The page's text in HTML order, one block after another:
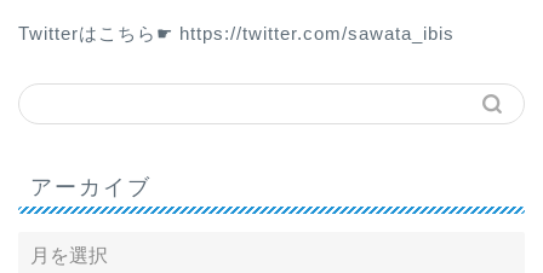
Twitterはこちら☛ https://twitter.com/sawata_ibis
アーカイブ